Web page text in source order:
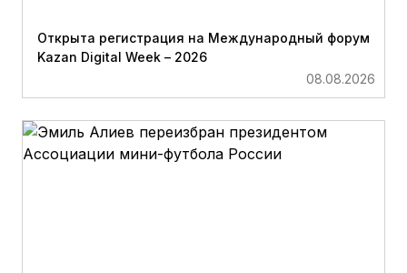
Открыта регистрация на Международный форум
Kazan Digital Week – 2026
08.08.2026